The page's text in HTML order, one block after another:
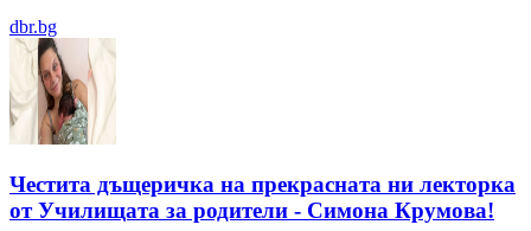
dbr.bg
Честита дъщеричка на прекрасната ни лекторка
от Училищата за родители - Симона Крумова!